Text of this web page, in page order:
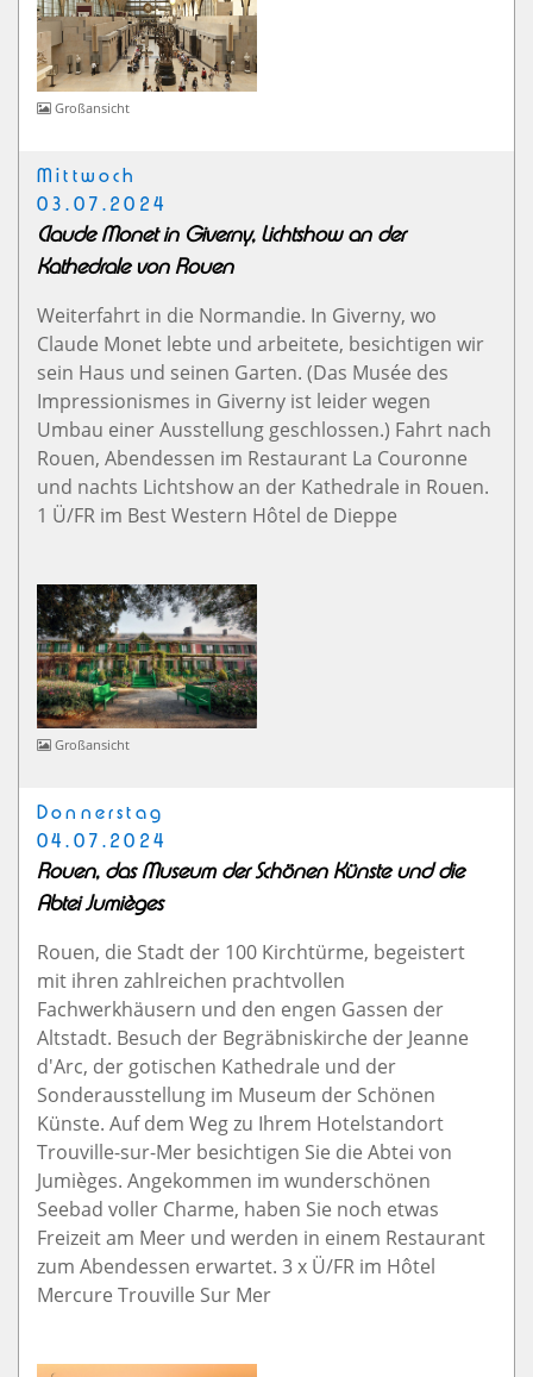
Großansicht
Mittwoch
03.07.2024
Claude Monet in Giverny, Lichtshow an der
Kathedrale von Rouen
Weiterfahrt in die Normandie. In Giverny, wo
Claude Monet lebte und arbeitete, besichtigen wir
sein Haus und seinen Garten. (Das Musée des
Impressionismes in Giverny ist leider wegen
Umbau einer Ausstellung geschlossen.) Fahrt nach
Rouen, Abendessen im Restaurant La Couronne
und nachts Lichtshow an der Kathedrale in Rouen.
1 Ü/FR im Best Western Hôtel de Dieppe
Großansicht
Donnerstag
04.07.2024
Rouen, das Museum der Schönen Künste und die
Abtei Jumièges
Rouen, die Stadt der 100 Kirchtürme, begeistert
mit ihren zahlreichen prachtvollen
Fachwerkhäusern und den engen Gassen der
Altstadt. Besuch der Begräbniskirche der Jeanne
d'Arc, der gotischen Kathedrale und der
Sonderausstellung im Museum der Schönen
Künste. Auf dem Weg zu Ihrem Hotelstandort
Trouville-sur-Mer besichtigen Sie die Abtei von
Jumièges. Angekommen im wunderschönen
Seebad voller Charme, haben Sie noch etwas
Freizeit am Meer und werden in einem Restaurant
zum Abendessen erwartet. 3 x Ü/FR im Hôtel
Mercure Trouville Sur Mer